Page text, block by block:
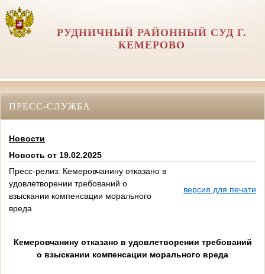
РУДНИЧНЫЙ РАЙОННЫЙ СУД Г.
КЕМЕРОВО
ПРЕСС-СЛУЖБА
Новости
Новость от 19.02.2025
Пресс-релиз: Кемеровчанину отказано в
удовлетворении требований о
взыскании компенсации морального
вреда
версия для печати
Кемеровчанину отказано в удовлетворении требований
о взыскании компенсации морального вреда